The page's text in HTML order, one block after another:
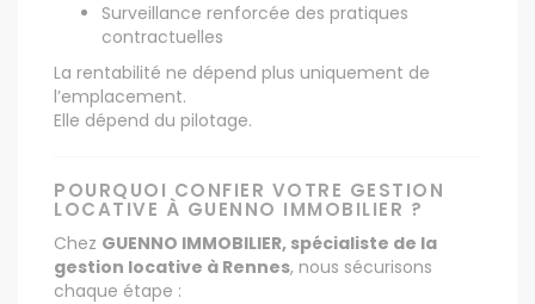
Surveillance renforcée des pratiques
contractuelles
La rentabilité ne dépend plus uniquement de
l’emplacement.
Elle dépend du pilotage.
POURQUOI CONFIER VOTRE GESTION
LOCATIVE À GUENNO IMMOBILIER ?
Chez GUENNO IMMOBILIER, spécialiste de la
gestion locative à Rennes, nous sécurisons
chaque étape :